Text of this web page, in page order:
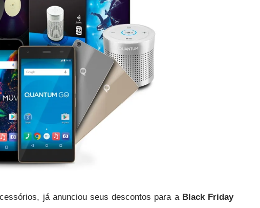
já anunciou seus descontos para a Black Friday